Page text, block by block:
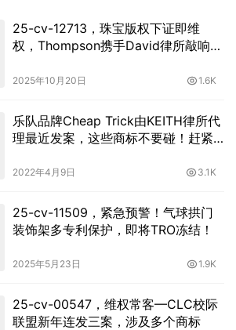
25-cv-12713，珠宝版权下证即维
权，Thompson携手David律所敲响警
2025年10月20日 1.6K
乐队品牌Cheap Trick由KEITH律所代
理最近发案，这些商标不要碰！赶紧
2022年4月9日 3.1K
25-cv-11509，紧急预警！气球拱门
装饰架多专利保护，即将TRO冻结！
2025年5月23日 1.9K
25-cv-00547，维权常客—CLC校际
联盟新年连发三案，涉及多个商标